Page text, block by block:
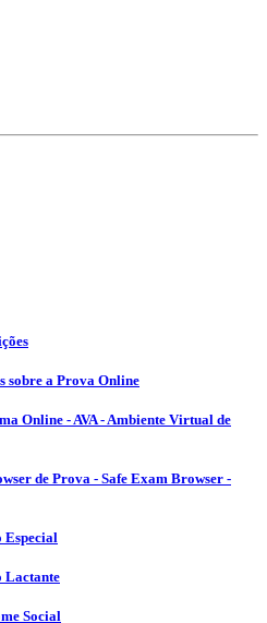
sobre a Prova Online
Online - AVA - Ambiente Virtual de
de Prova - Safe Exam Browser -
Especial
Lactante
Social